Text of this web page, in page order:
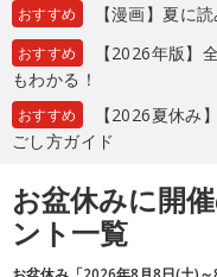
おすすめ 【漫画】夏に
おすすめ
【2026年版】
もわかる！
おすすめ
【2026夏休み
ごし方ガイド
お盆休みに開
ント一覧